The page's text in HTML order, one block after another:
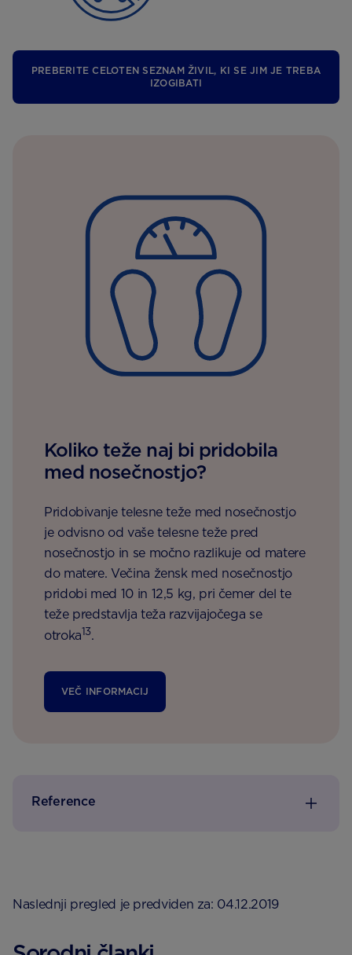
PREBERITE CELOTEN SEZNAM ŽIVIL, KI SE JIM JE TREBA
IZOGIBATI
Koliko teže naj bi pridobila
med nosečnostjo?
Pridobivanje telesne teže med nosečnostjo
je odvisno od vaše telesne teže pred
nosečnostjo in se močno razlikuje od matere
do matere. Večina žensk med nosečnostjo
pridobi med 10 in 12,5 kg, pri čemer del te
teže predstavlja teža razvijajočega se
otroka13.
VEČ INFORMACIJ
Reference
Naslednji pregled je predviden za: 04.12.2019